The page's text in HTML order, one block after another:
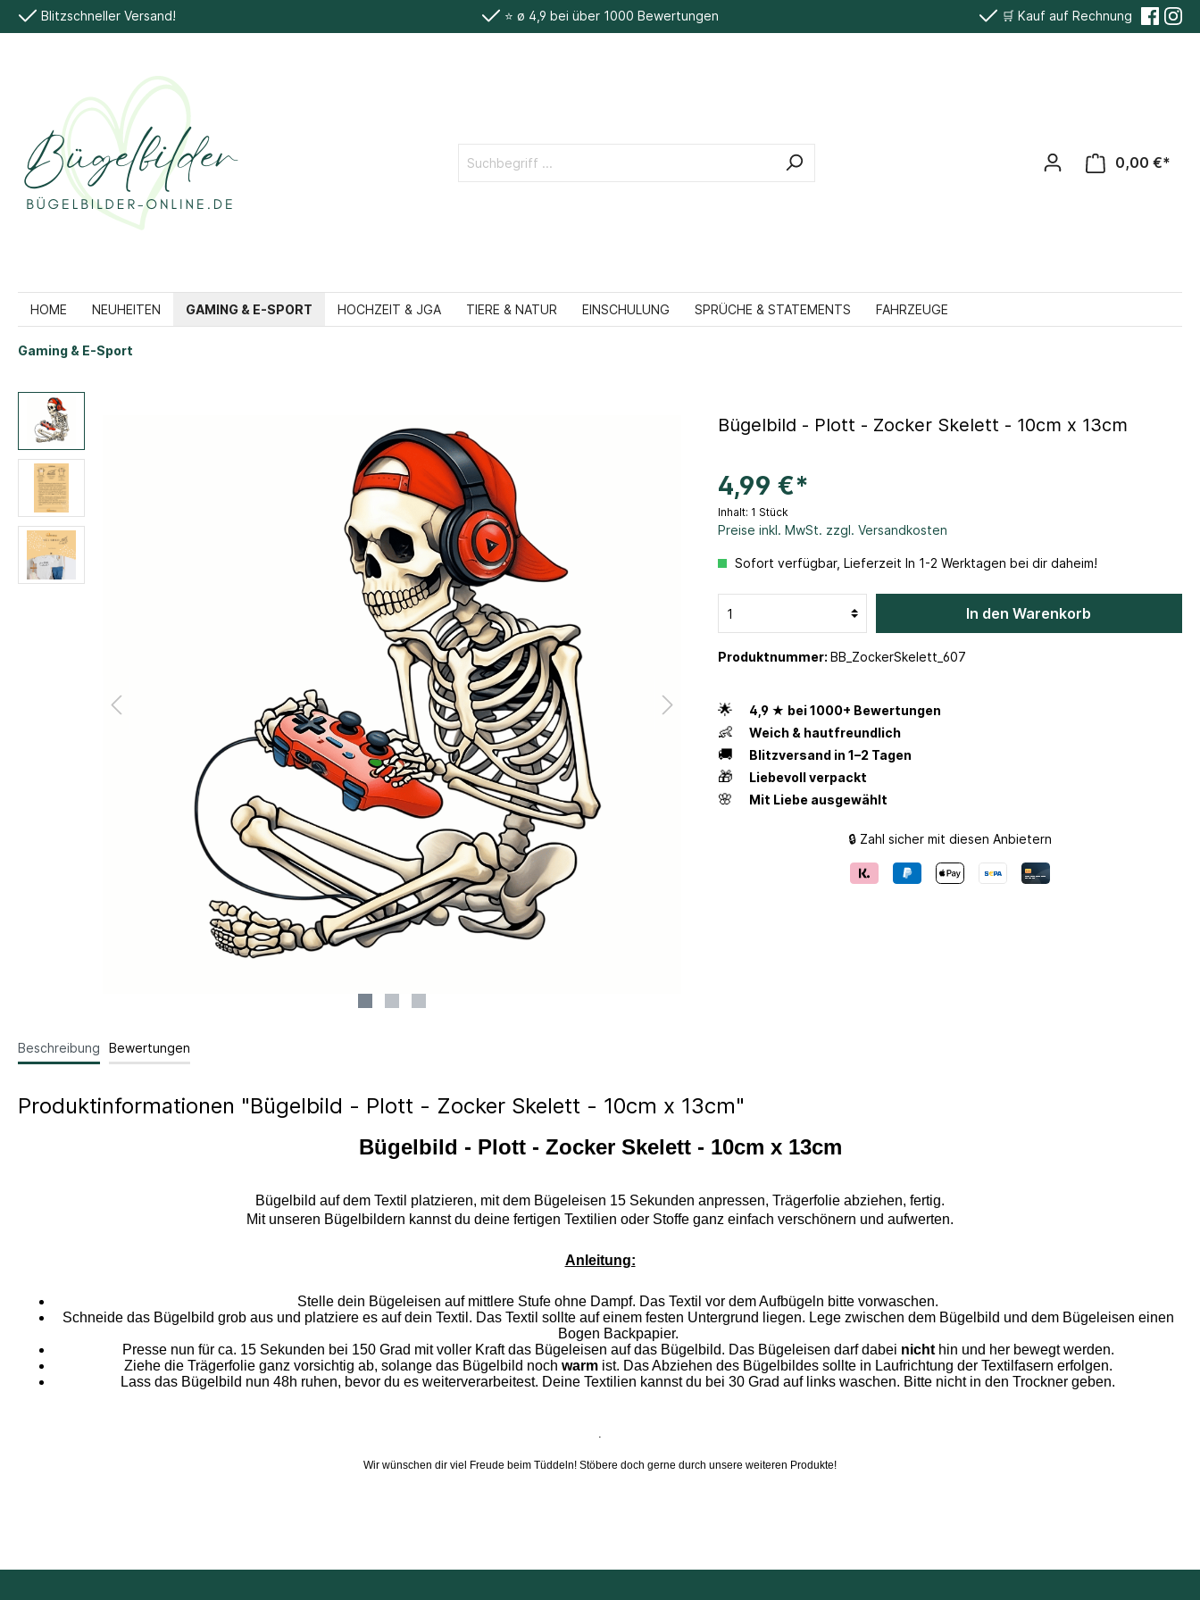
Blitzschneller Versand! ⭐️ ø 4,9 bei über 1000 Bewertungen 🛒 Kauf auf Rechnung
0,00 €*
HOME NEUHEITEN GAMING & E-SPORT HOCHZEIT & JGA TIERE & NATUR EINSCHULUNG SPRÜCHE & STATEMENTS FAHRZEUGE
Gaming & E-Sport
Bügelbild - Plott - Zocker Skelett - 10cm x 13cm
4,99 €*
Inhalt: 1 Stück
Preise inkl. MwSt. zzgl. Versandkosten
Sofort verfügbar, Lieferzeit In 1-2 Werktagen bei dir daheim!
In den Warenkorb
Produktnummer: BB_ZockerSkelett_607
🌟 4,9 ★ bei 1000+ Bewertungen
👶 Weich & hautfreundlich
🚚 Blitzversand in 1–2 Tagen
🎁 Liebevoll verpackt
🌸 Mit Liebe ausgewählt
🔒 Zahl sicher mit diesen Anbietern
Beschreibung Bewertungen
Produktinformationen "Bügelbild - Plott - Zocker Skelett - 10cm x 13cm"
Bügelbild - Plott - Zocker Skelett - 10cm x 13cm
Bügelbild auf dem Textil platzieren, mit dem Bügeleisen 15 Sekunden anpressen, Trägerfolie abziehen, fertig.
Mit unseren Bügelbildern kannst du deine fertigen Textilien oder Stoffe ganz einfach verschönern und aufwerten.
Anleitung:
Stelle dein Bügeleisen auf mittlere Stufe ohne Dampf. Das Textil vor dem Aufbügeln bitte vorwaschen.
Schneide das Bügelbild grob aus und platziere es auf dein Textil. Das Textil sollte auf einem festen Untergrund liegen. Lege zwischen dem Bügelbild und dem Bügeleisen einen
Bogen Backpapier.
Presse nun für ca. 15 Sekunden bei 150 Grad mit voller Kraft das Bügeleisen auf das Bügelbild. Das Bügeleisen darf dabei nichthin und her bewegt werden.
Ziehe die Trägerfolie ganz vorsichtig ab, solange das Bügelbild noch warm ist. Das Abziehen des Bügelbildes sollte in Laufrichtung der Textilfasern erfolgen.
Lass das Bügelbild nun 48h ruhen, bevor du es weiterverarbeitest. Deine Textilien kannst du bei 30 Grad auf links waschen. Bitte nicht in den Trockner geben.
.
Wir wünschen dir viel Freude beim Tüddeln! Stöbere doch gerne durch unsere weiteren Produkte!